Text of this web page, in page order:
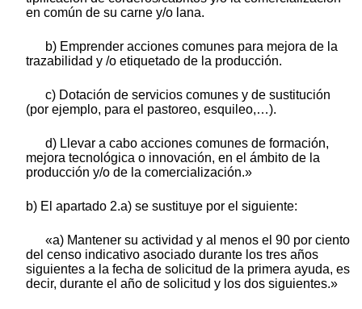
en común de su carne y/o lana.
b) Emprender acciones comunes para mejora de la
trazabilidad y /o etiquetado de la producción.
c) Dotación de servicios comunes y de sustitución
(por ejemplo, para el pastoreo, esquileo,…).
d) Llevar a cabo acciones comunes de formación,
mejora tecnológica o innovación, en el ámbito de la
producción y/o de la comercialización.»
b) El apartado 2.a) se sustituye por el siguiente:
«a) Mantener su actividad y al menos el 90 por ciento
del censo indicativo asociado durante los tres años
siguientes a la fecha de solicitud de la primera ayuda, es
decir, durante el año de solicitud y los dos siguientes.»